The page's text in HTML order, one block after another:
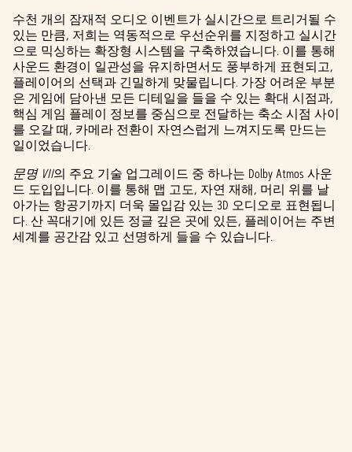
수천 개의 잠재적 오디오 이벤트가 실시간으로 트리거될 수
있는 만큼, 저희는 역동적으로 우선순위를 지정하고 실시간
으로 믹싱하는 확장형 시스템을 구축하였습니다. 이를 통해
사운드 환경이 일관성을 유지하면서도 풍부하게 표현되고,
플레이어의 선택과 긴밀하게 맞물립니다. 가장 어려운 부분
은 게임에 담아낸 모든 디테일을 들을 수 있는 확대 시점과,
핵심 게임 플레이 정보를 중심으로 전달하는 축소 시점 사이
를 오갈 때, 카메라 전환이 자연스럽게 느껴지도록 만드는
일이었습니다.
문명 VII의 주요 기술 업그레이드 중 하나는 Dolby Atmos 사운
드 도입입니다. 이를 통해 맵 고도, 자연 재해, 머리 위를 날
아가는 항공기까지 더욱 몰입감 있는 3D 오디오로 표현됩니
다. 산 꼭대기에 있든 정글 깊은 곳에 있든, 플레이어는 주변
세계를 공간감 있고 선명하게 들을 수 있습니다.